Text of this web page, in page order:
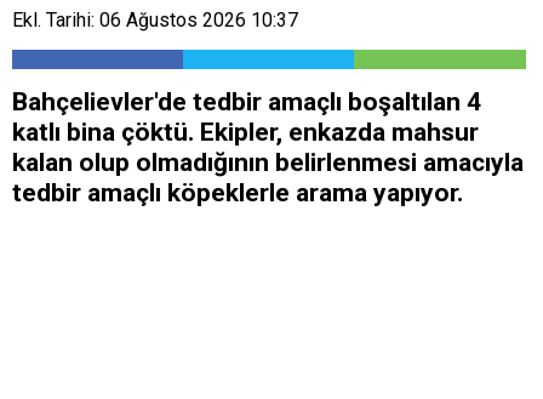
Ekl. Tarihi: 06 Ağustos 2026 10:37
Bahçelievler'de tedbir amaçlı boşaltılan 4
katlı bina çöktü. Ekipler, enkazda mahsur
kalan olup olmadığının belirlenmesi amacıyla
tedbir amaçlı köpeklerle arama yapıyor.